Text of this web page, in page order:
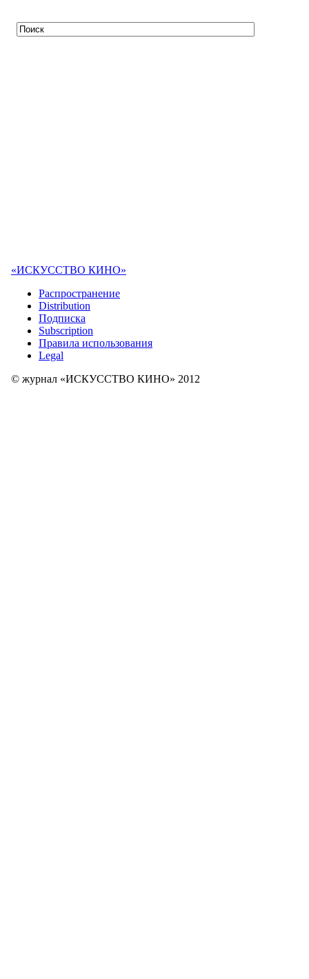
«ИСКУССТВО КИНО»
Распространение
Distribution
Подписка
Subscription
Правила использования
Legal
© журнал «ИСКУССТВО КИНО» 2012